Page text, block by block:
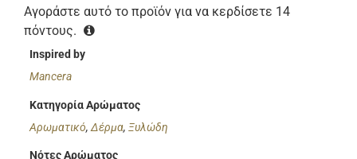
Αγοράστε αυτό το προϊόν για να κερδίσετε 14
πόντους.
Inspired by
Mancera
Κατηγορία Αρώματος
Αρωματικό,Δέρμα,Ξυλώδη
Νότες Αρώματος